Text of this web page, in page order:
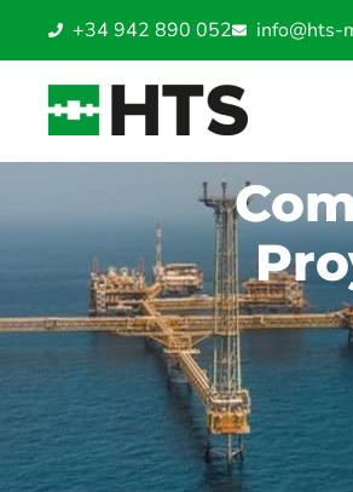
+34 942 890 052 info@hts-